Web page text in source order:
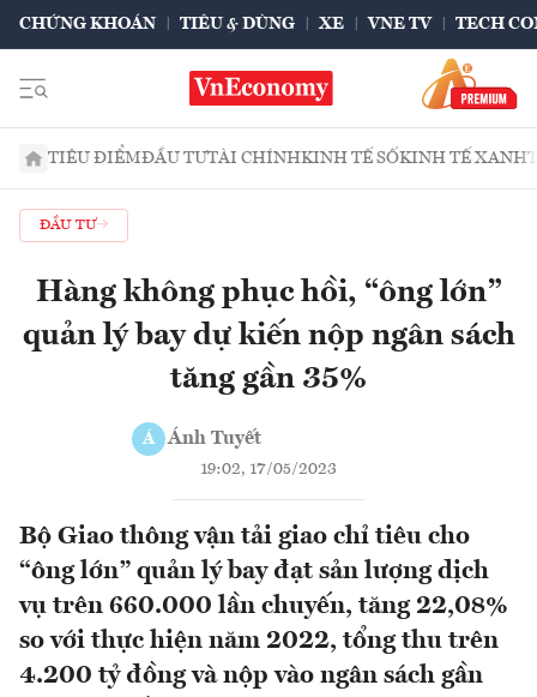
CHỨNG KHOÁN TIÊU & DÙNG XE VNE TV TECH
TIÊU ĐIỂMĐẦU TƯTÀI CHÍNHKINH TẾ SỐKINH TẾ XANH
ĐẦU TƯ
Hàng không phục hồi, “ông lớn”
quản lý bay dự kiến nộp ngân sách
tăng gần 35%
Á Ánh Tuyết
19:02, 17/05/2023
Bộ Giao thông vận tải giao chỉ tiêu cho
“ông lớn” quản lý bay đạt sản lượng dịch
vụ trên 660.000 lần chuyến, tăng 22,08%
so với thực hiện năm 2022, tổng thu trên
4.200 tỷ đồng và nộp vào ngân sách gần